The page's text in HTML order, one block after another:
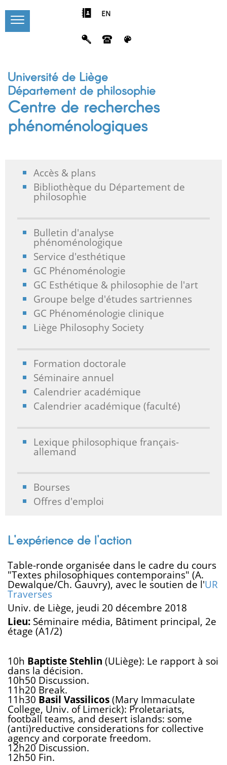
EN
Université de Liège
Département de philosophie
Centre de recherches
phénoménologiques
Accès & plans
Bibliothèque du Département de
philosophie
Bulletin d'analyse
phénoménologique
Service d'esthétique
GC Phénoménologie
GC Esthétique & philosophie de l'art
Groupe belge d'études sartriennes
GC Phénoménologie clinique
Liège Philosophy Society
Formation doctorale
Séminaire annuel
Calendrier académique
Calendrier académique (faculté)
Lexique philosophique français-
allemand
Bourses
Offres d'emploi
L'expérience de l'action
Table-ronde organisée dans le cadre du cours
"Textes philosophiques contemporains" (A.
Dewalque/Ch. Gauvry), avec le soutien de l'UR
Traverses
Univ. de Liège, jeudi 20 décembre 2018
Lieu: Séminaire média, Bâtiment principal, 2e
étage (A1/2)
10h Baptiste Stehlin (ULiège): Le rapport à soi
dans la décision.
10h50 Discussion.
11h20 Break.
11h30 Basil Vassilicos(Mary Immaculate
College, Univ. of Limerick): Proletariats,
football teams, and desert islands: some
(anti)reductive considerations for collective
agency and corporate freedom.
12h20 Discussion.
12h50 Fin.